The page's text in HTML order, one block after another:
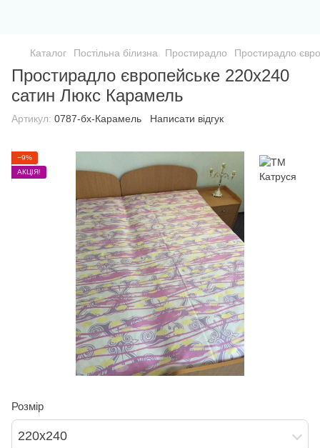
Каталог Постільна білизна Простирадло Простирадло
Простирадло європейське 220х240
сатин Люкс Карамель
Артикул: 0787-бх-Карамель Написати відгук
−9%
АКЦІЯ!
Розмір
220х240